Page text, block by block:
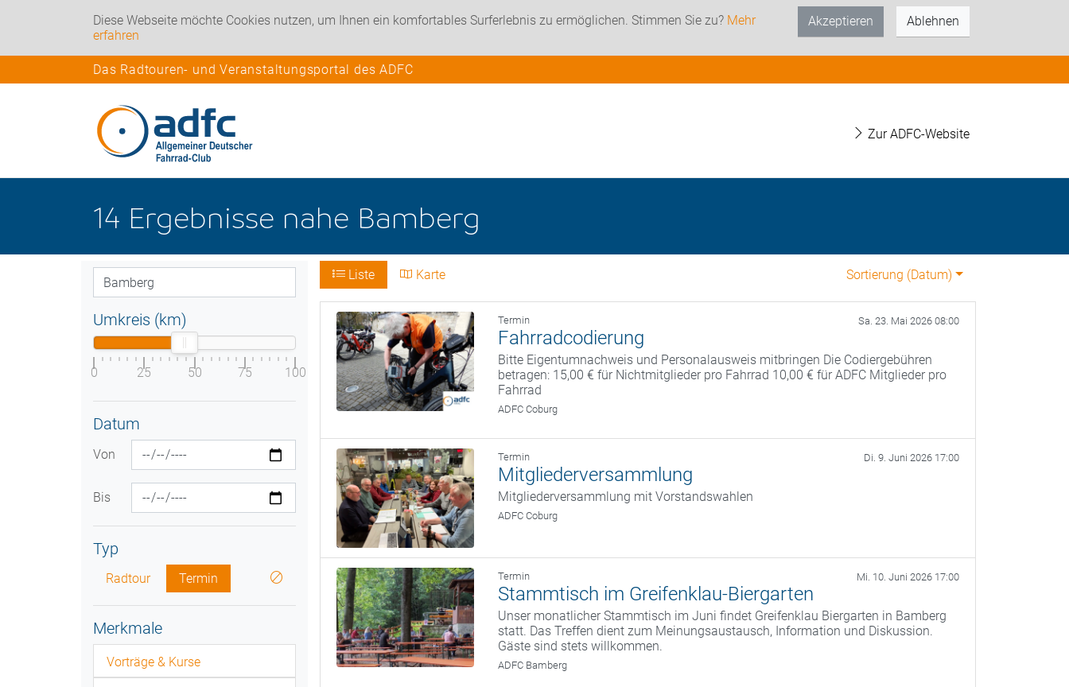
Diese Webseite möchte Cookies nutzen, um Ihnen ein komfortables Surferlebnis zu ermöglichen. Stimmen Sie zu? Mehr
erfahren
Akzeptieren Ablehnen
Das Radtouren- und Veranstaltungsportal des ADFC
Zur ADFC-Website
14 Ergebnisse nahe Bamberg
Umkreis (km)
0 25 50 75 100
Datum
Von
Bis
Typ
Radtour Termin
Merkmale
Vorträge & Kurse
Liste Karte Sortierung (Datum)
Termin Sa. 23. Mai 2026 08:00
Fahrradcodierung
Bitte Eigentumnachweis und Personalausweis mitbringen Die Codiergebühren
betragen: 15,00 € für Nichtmitglieder pro Fahrrad 10,00 € für ADFC Mitglieder pro
Fahrrad
ADFC Coburg
Termin Di. 9. Juni 2026 17:00
Mitgliederversammlung
Mitgliederversammlung mit Vorstandswahlen
ADFC Coburg
Termin Mi. 10. Juni 2026 17:00
Stammtisch im Greifenklau-Biergarten
Unser monatlicher Stammtisch im Juni findet Greifenklau Biergarten in Bamberg
statt. Das Treffen dient zum Meinungsaustausch, Information und Diskussion.
Gäste sind stets willkommen.
ADFC Bamberg